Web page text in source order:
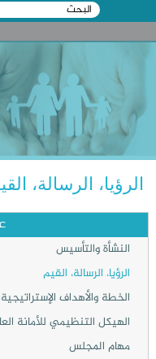
استمارة البحث
‏بحث ‏
الرؤيا، الرسالة،
النشأة والتأسيس
الرؤيا، الرسالة، القيم
الخطة والأهداف
الهيكل التنظيمي للأمانة
مهام المجلس